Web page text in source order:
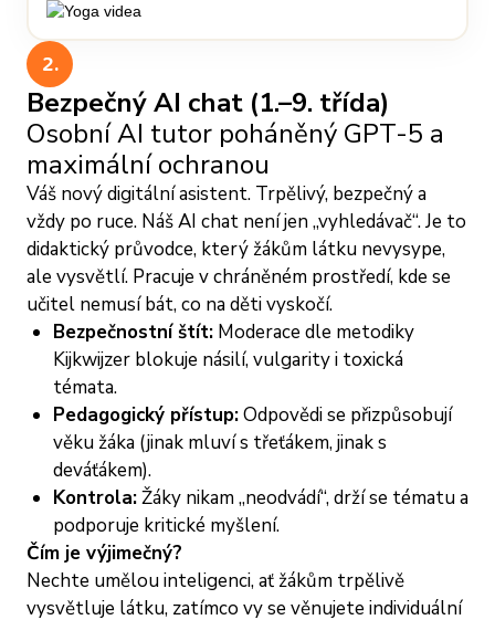
2.
Bezpečný AI chat (1.–9. třída)
Osobní AI tutor poháněný GPT-5 a
maximální ochranou
Váš nový digitální asistent. Trpělivý, bezpečný a
vždy po ruce. Náš AI chat není jen „vyhledávač“. Je to
didaktický průvodce, který žákům látku nevysype,
ale vysvětlí. Pracuje v chráněném prostředí, kde se
učitel nemusí bát, co na děti vyskočí.
Bezpečnostní štít: Moderace dle metodiky
Kijkwijzer blokuje násilí, vulgarity i toxická
témata.
Pedagogický přístup:Odpovědi se přizpůsobují
věku žáka (jinak mluví s třeťákem, jinak s
deváťákem).
Kontrola:Žáky nikam „neodvádí“, drží se tématu a
podporuje kritické myšlení.
Čím je výjimečný?
Nechte umělou inteligenci, ať žákům trpělivě
vysvětluje látku, zatímco vy se věnujete individuální